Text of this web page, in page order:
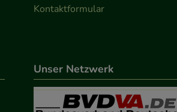
Kontaktformular
Unser Netzwerk